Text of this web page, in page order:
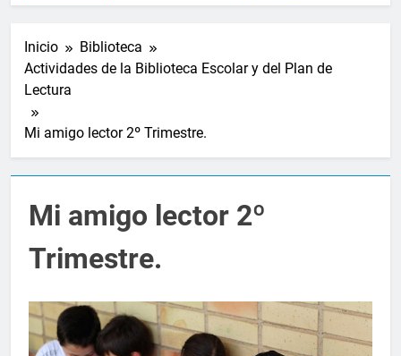
Inicio
Biblioteca
Actividades de la Biblioteca Escolar y del Plan de
Lectura
Mi amigo lector 2º Trimestre.
Mi amigo lector 2º
Trimestre.